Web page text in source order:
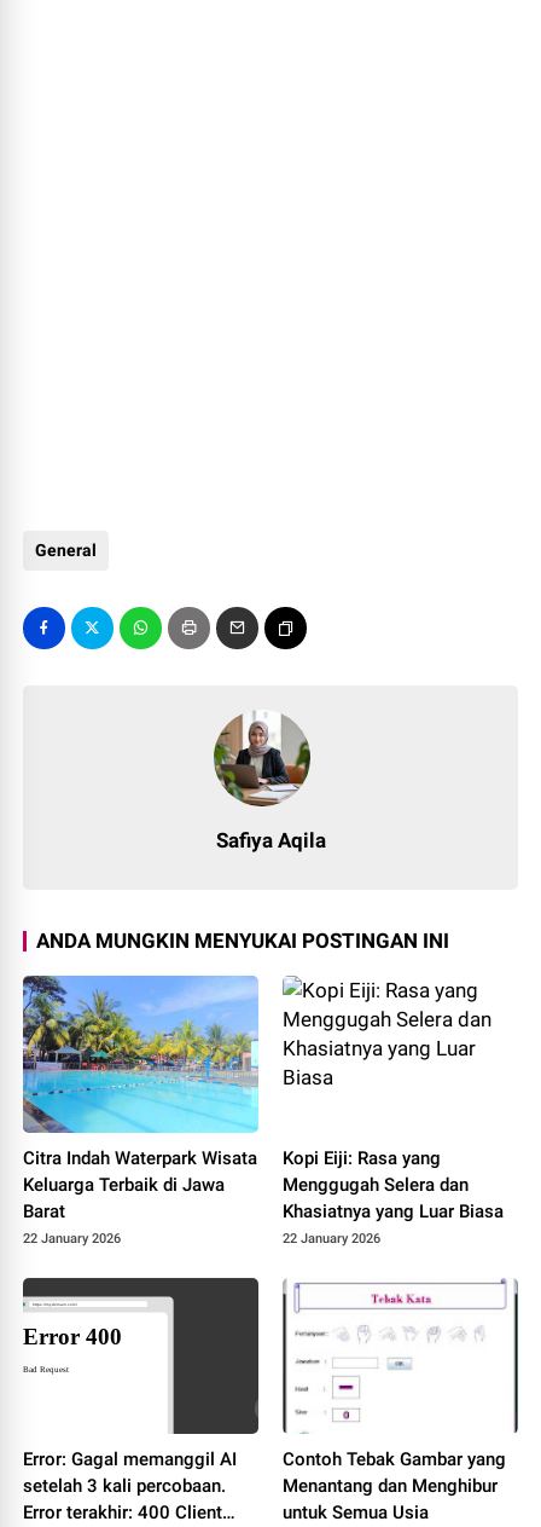
General
Safiya Aqila
ANDA MUNGKIN MENYUKAI POSTINGAN INI
Citra Indah Waterpark Wisata
Keluarga Terbaik di Jawa
Barat
22 January 2026
Kopi Eiji: Rasa yang
Menggugah Selera dan
Khasiatnya yang Luar Biasa
22 January 2026
Error: Gagal memanggil AI
setelah 3 kali percobaan.
Error terakhir: 400 Client
Contoh Tebak Gambar yang
Menantang dan Menghibur
untuk Semua Usia